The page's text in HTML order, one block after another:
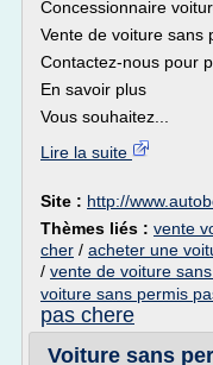
Concessionnaire
Vente de voiture sans
Contactez-nous pour
En savoir plus
Vous souhaitez...
Lire la suite
Site : http://
Thèmes liés : vente
cher / acheter une
/ vente de voiture
voiture sans permis
pas chere
Voiture sans